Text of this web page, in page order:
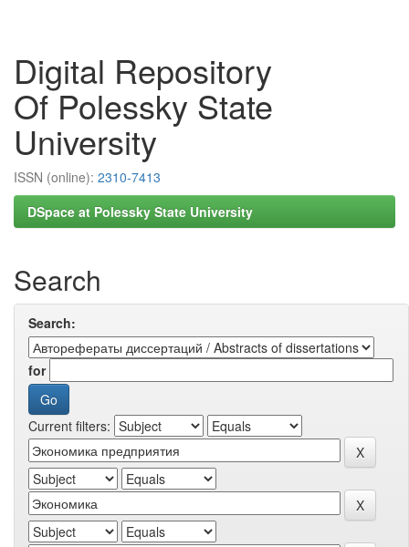
Digital Repository
Of Polessky State
University
ISSN (online): 2310-7413
DSpace at Polessky State University
Search
Search:
for
Current filters: